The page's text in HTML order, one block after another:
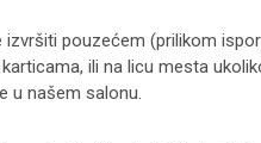
izvršiti pouzećem (prilikom
ili na licu mesta
u našem salonu.